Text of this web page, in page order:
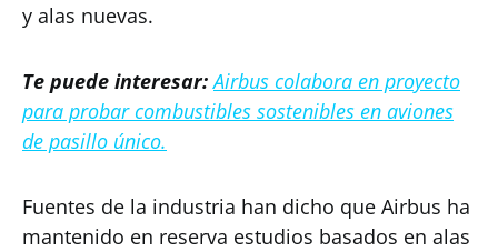
y alas nuevas.
Te puede interesar:Airbus colabora en proyecto
para probar combustibles sostenibles en aviones
de pasillo único.
Fuentes de la industria han dicho que Airbus ha
mantenido en reserva estudios basados en alas